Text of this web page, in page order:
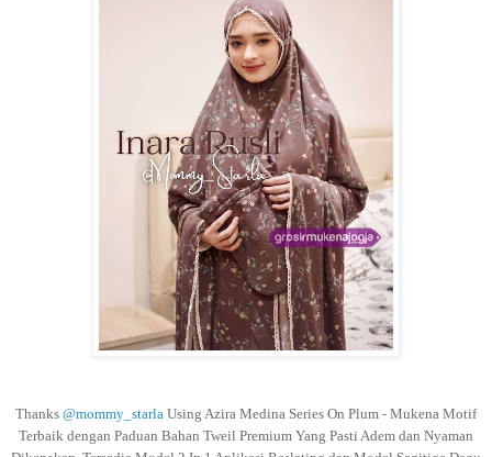
Thanks @mommy_starla Using Azira Medina Series On Plum - Mukena Motif
Terbaik dengan Paduan Bahan Tweil Premium Yang Pasti Adem dan Nyaman